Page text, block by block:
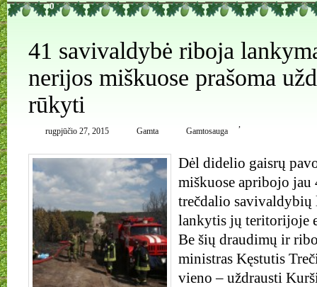
0
41 savivaldybė riboja
nerijos miškuose prašoma
rūkyti
rugpjūčio 27, 2015 Gamta
,
Gamtosauga
Dėl didelio gaisrų
miškuose apribojo
trečdalio savivaldybių
lankytis jų teritorijoje
Be šių draudimų ir
ministras Kęstutis
vieno – uždrausti